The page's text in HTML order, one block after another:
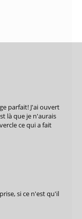
parfait! J'ai ouvert
là que je n'aurais
ce qui a fait
si ce n'est qu'il